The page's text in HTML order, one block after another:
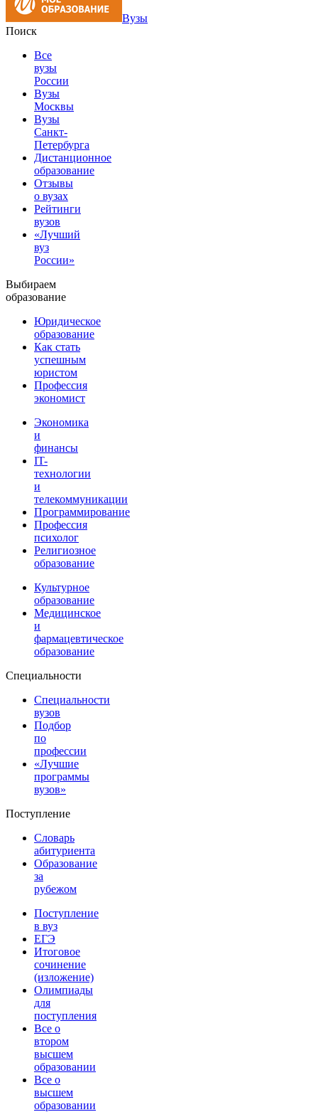
Вузы
Поиск
Все
вузы
России
Вузы
Москвы
Вузы
Санкт-
Петербурга
Дистанционное
образование
Отзывы
о вузах
Рейтинги
вузов
«Лучший
вуз
России»
Выбираем
образование
Юридическое
образование
Как стать
успешным
юристом
Профессия
экономист
Экономика
и
финансы
IT-
технологии
и
телекоммуникации
Программирование
Профессия
психолог
Религиозное
образование
Культурное
образование
Медицинское
и
фармацевтическое
образование
Специальности
Специальности
вузов
Подбор
по
профессии
«Лучшие
программы
вузов»
Поступление
Словарь
абитуриента
Образование
за
рубежом
Поступление
в вуз
ЕГЭ
Итоговое
сочинение
(изложение)
Олимпиады
для
поступления
Все о
втором
высшем
образовании
Все о
высшем
образовании